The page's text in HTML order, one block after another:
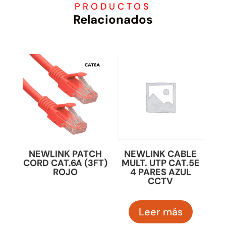
PRODUCTOS
Relacionados
NEWLINK PATCH
CORD CAT.6A (3FT)
ROJO
NEWLINK CABLE
MULT. UTP CAT.5E
4 PARES AZUL
CCTV
Leer más